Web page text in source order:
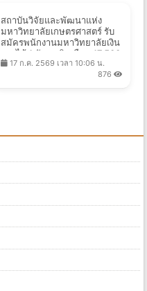
สถาบันวิจัยและพัฒนาแห่ง
มหาวิทยาลัยเกษตรศาสตร์ รับ
สมัครพนักงานมหาวิทยาลัยเงิน
รายได้ 1 อัตรา เงินเดือน 17,500
บาท ตั้งแต่บัดนี้ถึง 27 ส.ค.
17 ก.ค. 2569 เวลา 10:06 น.
876